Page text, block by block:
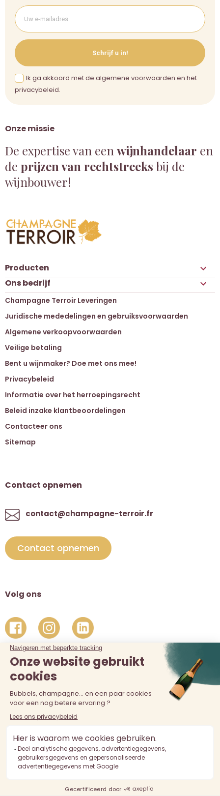
Onze missie
De expertise van een wijnhandelaar en
de prijzen van rechtstreeks bij de
wijnbouwer!
Schrijf u in!
Ik ga akkoord met de algemene voorwaarden en het
privacybeleid.
Producten 
Ons bedrijf 
Champagne Terroir Leveringen
Juridische mededelingen en gebruiksvoorwaarden
Algemene verkoopvoorwaarden
Veilige betaling
Bent u wijnmaker? Doe met ons mee!
Privacybeleid
Informatie over het herroepingsrecht
Beleid inzake klantbeoordelingen
Contacteer ons
Sitemap
Contact opnemen
contact@champagne-terroir.fr
Contact opnemen
Volg ons
De verkoop van alcohol aan personen jonger dan 18 jaar is
verboden. Alcoholmisbruik is schadelijk voor de gezondheid.